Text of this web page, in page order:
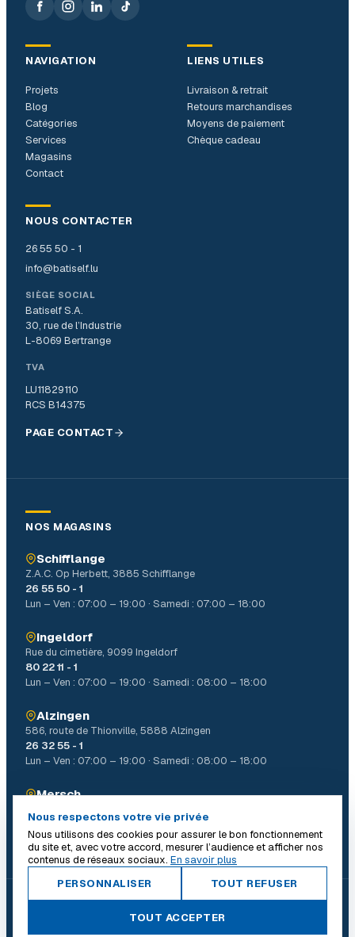
NAVIGATION
Projets
Blog
Catégories
Services
Magasins
Contact
LIENS UTILES
Livraison & retrait
Retours marchandises
Moyens de paiement
Chèque cadeau
NOUS CONTACTER
26 55 50 - 1
info@batiself.lu
SIÈGE SOCIAL
Batiself S.A.
30, rue de l’Industrie
L-8069 Bertrange
TVA
LU11829110
RCS B14375
PAGE CONTACT
NOS MAGASINS
Schifflange
Z.A.C. Op Herbett, 3885 Schifflange
26 55 50 - 1
Lun – Ven : 07:00 – 19:00 · Samedi : 07:00 – 18:00
Ingeldorf
Rue du cimetière, 9099 Ingeldorf
80 22 11 - 1
Lun – Ven : 07:00 – 19:00 · Samedi : 08:00 – 18:00
Alzingen
586, route de Thionville, 5888 Alzingen
26 32 55 - 1
Lun – Ven : 07:00 – 19:00 · Samedi : 08:00 – 18:00
Mersch
26 32 31 - 1
Lun – Ven : 07:00 – 19:00 · Samedi : 08:00 – 18:00
© 2026 Batiself. Tous droits réservés. |
Nous respectons votre vie privée
Nous utilisons des cookies pour assurer le bon fonctionnement
du site et, avec votre accord, mesurer l’audience et afficher nos
contenus de réseaux sociaux. En savoir plus
PERSONNALISER
TOUT REFUSER
TOUT ACCEPTER